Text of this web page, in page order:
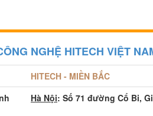
NGHỆ HITECH VIỆT
HITECH - MIỀN BẮC
Hà Nội: Số 71 đường Cổ Bi,